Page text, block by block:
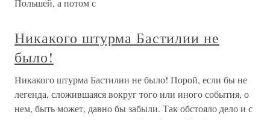
Польшей, а потом с
Никакого штурма Бастилии не
было!
Никакого штурма Бастилии не было! Порой, если бы не
легенда, сложившаяся вокруг того или иного события, о
нем, быть может, давно бы забыли. Так обстояло дело и с